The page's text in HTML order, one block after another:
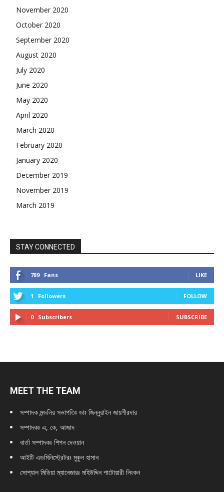
November 2020
October 2020
September 2020
August 2020
July 2020
June 2020
May 2020
April 2020
March 2020
February 2020
January 2020
December 2019
November 2019
March 2019
STAY CONNECTED
789 Fans LIKE
1 Followers FOLLOW
0 Subscribers SUBSCRIBE
MEET THE TEAM
সম্পাদক মন্ডলির সভাপতিঃ ডাঃ জিন্নুরাইন জায়গীরদার
সম্পাদকঃ এ, কে, আজাদ
বার্তা সম্পাদকঃ শিপন দেওয়ান
আইটি এডমিনিস্ট্রেটরঃ মুকুল হাসান
সোশ্যাল মিডিয়া ম্যানেজারঃ মহিউদ্দিন পাটোয়ারী লিংকন